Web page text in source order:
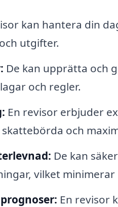
kan hantera din
utgifter.
De kan upprätta och
och regler.
En revisor erbjuder
och
De kan
vilket minimerar
En revisor